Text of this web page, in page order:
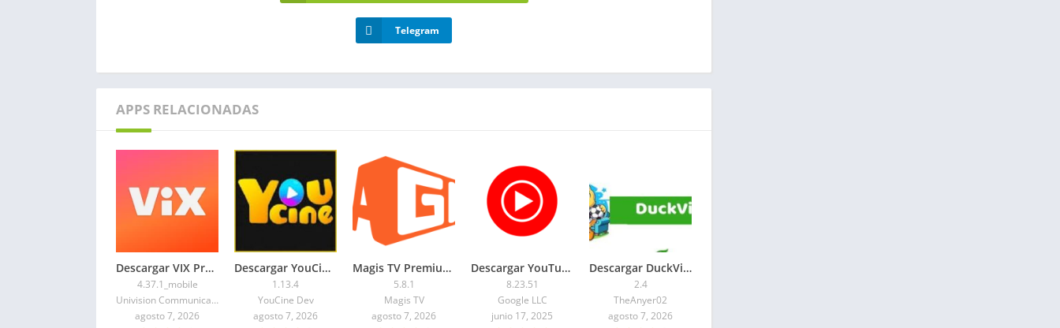
Telegram
APPS RELACIONADAS
Descargar VIX Premium APK 2026 Gratis para Android
4.37.1_mobile
Univision Communications Inc.
agosto 7, 2026
Descargar YouCine Premium APK 2026 para TV y Móvil
1.13.4
YouCine Dev
agosto 7, 2026
Magis TV Premium APK 2026 para Android y Smart TV
5.8.1
Magis TV
agosto 7, 2026
Descargar YouTube Music Premium APK Desbloqueado Mediafire
8.23.51
Google LLC
junio 17, 2025
Descargar DuckVision APK 2026: Última versión
2.4
TheAnyer02
agosto 7, 2026